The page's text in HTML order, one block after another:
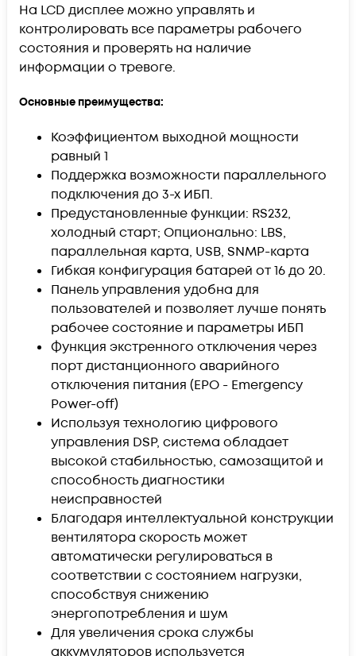
На LCD дисплее можно управлять и
контролировать все параметры рабочего
состояния и проверять на наличие
информации о тревоге.
Основные преимущества:
Коэффициентом выходной мощности
равный 1
Поддержка возможности параллельного
подключения до 3-х ИБП.
Предустановленные функции: RS232,
холодный старт; Опционально: LBS,
параллельная карта, USB, SNMP-карта
Гибкая конфигурация батарей от 16 до 20.
Панель управления удобна для
пользователей и позволяет лучше понять
рабочее состояние и параметры ИБП
Функция экстренного отключения через
порт дистанционного аварийного
отключения питания (EPO - Emergency
Power-off)
Используя технологию цифрового
управления DSP, система обладает
высокой стабильностью, самозащитой и
способность диагностики
неисправностей
Благодаря интеллектуальной конструкции
вентилятора скорость может
автоматически регулироваться в
соответствии с состоянием нагрузки,
способствуя снижению
энергопотребления и шум
Для увеличения срока службы
аккумуляторов используется